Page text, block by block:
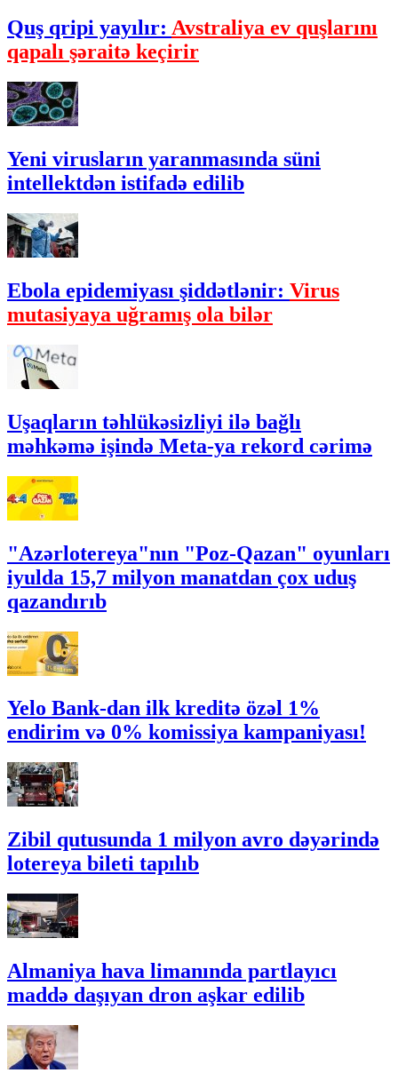
Quş qripi yayılır: Avstraliya ev quşlarını
qapalı şəraitə keçirir
Yeni virusların yaranmasında süni
intellektdən istifadə edilib
Ebola epidemiyası şiddətlənir: Virus
mutasiyaya uğramış ola bilər
Uşaqların təhlükəsizliyi ilə bağlı
məhkəmə işində Meta-ya rekord cərimə
"Azərlotereya"nın "Poz-Qazan" oyunları
iyulda 15,7 milyon manatdan çox uduş
qazandırıb
Yelo Bank-dan ilk kreditə özəl 1%
endirim və 0% komissiya kampaniyası!
Zibil qutusunda 1 milyon avro dəyərində
lotereya bileti tapılıb
Almaniya hava limanında partlayıcı
maddə daşıyan dron aşkar edilib